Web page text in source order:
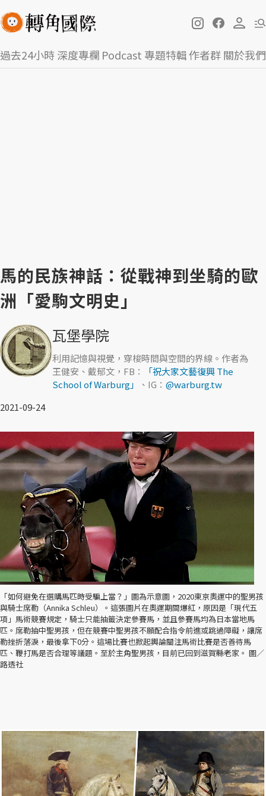
過去24小時深度專欄 Podcast 專題特輯作者群關於我們
馬的民族神話：從戰神到坐騎的歐
洲「愛駒文明史」
瓦堡學院
利用記憶與視覺，穿梭時間與空間的界線。作者為
王健安、戴郁文，FB：
「祝大家文藝復興 The
School of Warburg」
、IG： @warburg.tw
2021-09-24
「如何避免在選購馬匹時受騙上當？」圖為示意圖，2020東京奧運中的聖男孩
與騎士席勒（Annika Schleu）。這張圖片在奧運期間爆紅，原因是「現代五
項」馬術競賽規定，騎士只能抽籤決定參賽馬，並且參賽馬均為日本當地馬
匹。席勒抽中聖男孩，但在競賽中聖男孩不願配合指令前進或跳過障礙，讓席
勒挫折落淚，最後拿下0分。這場比賽也掀起輿論關注馬術比賽是否善待馬
匹、鞭打馬是否合理等議題。至於主角聖男孩，目前已回到滋賀縣老家。 圖／
路透社